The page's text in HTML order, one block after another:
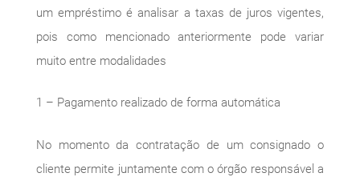
um empréstimo é analisar a taxas de juros vigentes,
pois como mencionado anteriormente pode variar
muito entre modalidades
1 – Pagamento realizado de forma automática
No momento da contratação de um consignado o
cliente permite juntamente com o órgão responsável a